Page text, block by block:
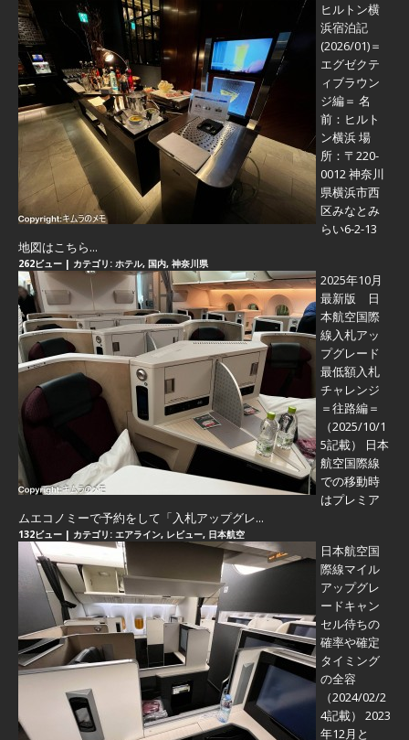
ヒルトン横
浜宿泊記
(2026/01)＝
エグゼクテ
ィブラウン
ジ編＝ 名
前：ヒルト
ン横浜 場
所：〒220-
0012 神奈川
県横浜市西
区みなとみ
らい6-2-13
地図はこちら...
262ビュー | カテゴリ: ホテル, 国内, 神奈川県
2025年10月
最新版 日
本航空国際
線入札アッ
プグレード
最低額入札
チャレンジ
＝往路編＝
（2025/10/1
5記載） 日本
航空国際線
での移動時
はプレミア
ムエコノミーで予約をして「入札アップグレ...
132ビュー | カテゴリ: エアライン, レビュー, 日本航空
日本航空国
際線マイル
アップグレ
ードキャン
セル待ちの
確率や確定
タイミング
の全容
（2024/02/2
4記載） 2023
年12月と